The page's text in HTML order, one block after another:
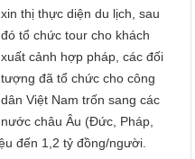
xin thị thực diện du lịch, sau
đó tổ chức tour cho khách
xuất cảnh hợp pháp, các đối
tượng đã tổ chức cho công
dân Việt Nam trốn sang các
nước châu Âu (Đức, Pháp,
đến 1,2 tỷ đồng/người.